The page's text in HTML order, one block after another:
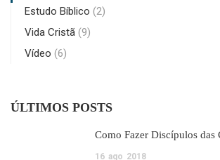
Estudo Bíblico (2)
Vida Cristã (9)
Vídeo (6)
ÚLTIMOS POSTS
Como Fazer Discípulos das
16 ago 2018